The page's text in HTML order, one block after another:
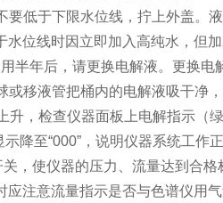
低于下限水位线，拧上外盖
线时因立即加入高纯水，
后，请更换电解液。
移液管把桶内的电解液吸干净
升，检查仪器面板上电解指示（
，说明仪器系统工作正常
，使仪器的压力、流量达到
意流量指示是否与色谱仪用气量一